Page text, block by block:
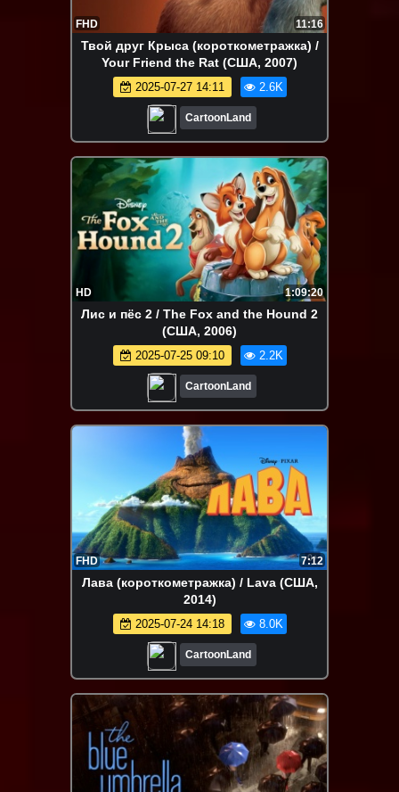
FHD 11:16
Твой друг Крыса (короткометражка) /
Your Friend the Rat (США, 2007)
2025-07-27 14:11 2.6K
CartoonLand
HD 1:09:20
Лис и пёс 2 / The Fox and the Hound 2
(США, 2006)
2025-07-25 09:10 2.2K
CartoonLand
FHD 7:12
Лава (короткометражка) / Lava (США,
2014)
2025-07-24 14:18 8.0K
CartoonLand